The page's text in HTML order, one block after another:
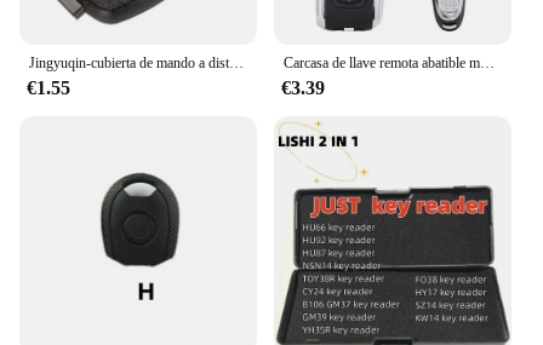
€1.55
Carcasa de llave remota abatible modificada para Bentley Style, carcasa de llave remota plateada, 3 botones para V-W B5
€3.39